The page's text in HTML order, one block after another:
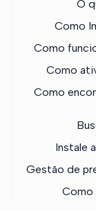
O
Como
Como
Como
Como
Instale
Gestão de
Como